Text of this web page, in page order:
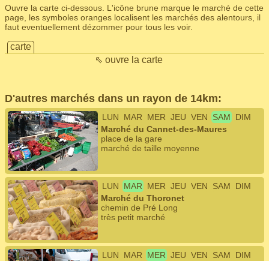
Ouvre la carte ci-dessous. L'icône brune marque le marché de cette
page, les symboles oranges localisent les marchés des alentours, il
faut eventuellement dézommer pour tous les voir.
carte
⇖ ouvre la carte
D'autres marchés dans un rayon de 14km:
LUN MAR MER JEU VEN SAM
DIM
Marché du Cannet-des-Maures
place de la gare
marché de taille moyenne
LUN MAR MER JEU VEN SAM
DIM
Marché du Thoronet
chemin de Pré Long
très petit marché
LUN MAR MER JEU VEN SAM
DIM